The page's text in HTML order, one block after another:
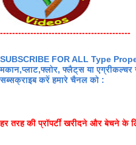
-------------------------------------------
SUBSCRIBE FOR ALL Type
मकान,प्लाट,फ्लोर, फ्लैट्स या एग्रीकल्चर
सब्सक्राइब करें हमारे चैनल को :
हर तरह की प्रॉपर्टी खरीदने और बेचने